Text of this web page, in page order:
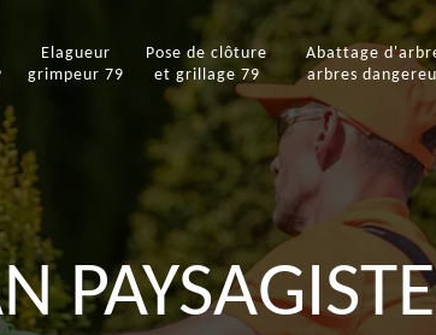
Elagueur
grimpeur 79
Pose de clôture
et grillage 79
Abattage
arbres
PAYSAGISTE